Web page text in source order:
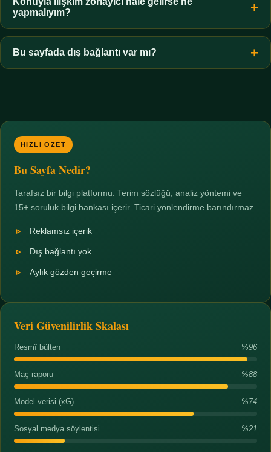
zorunluluktur.
yapmalıyım?
Zaman sınırı koyun, harcadığınız süreyi ölçün ve gerekirse
profesyonel destek alın. Türkiye'de ücretsiz danışma hatları
mevcuttur; yardım istemek güçlü bir adımdır.
Bu sayfada dış bağlantı var mı?
HIZLI ÖZET
Bu Sayfa Nedir?
Tarafsız bir bilgi platformu. Terim sözlüğü, analiz yöntemi ve
15+ soruluk bilgi bankası içerir. Ticari yönlendirme barındırmaz.
Reklamsız içerik
Dış bağlantı yok
Aylık gözden geçirme
Veri Güvenilirlik Skalası
Resmî bülten %96
Maç raporu %88
Model verisi (xG) %74
Sosyal medya söylentisi %21